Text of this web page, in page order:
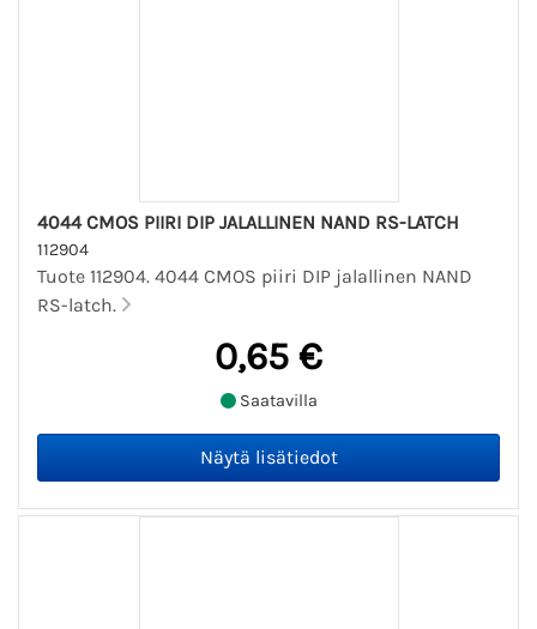
4044 CMOS PIIRI DIP JALALLINEN NAND RS-LATCH
112904
Tuote 112904. 4044 CMOS piiri DIP jalallinen NAND
RS-latch.
0,65 €
Saatavilla